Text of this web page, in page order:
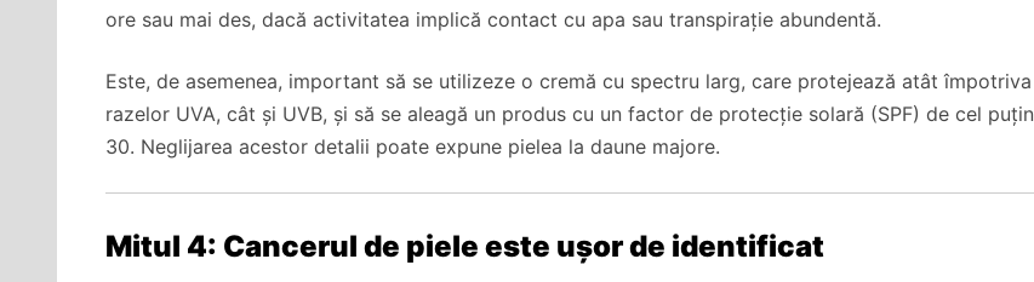
ore sau mai des, dacă activitatea implică contact cu apa sau transpirație abundentă.
Este, de asemenea, important să se utilizeze o cremă cu spectru larg, care protejează atât împotriva
razelor UVA, cât și UVB, și să se aleagă un produs cu un factor de protecție solară (SPF) de cel puțin
30. Neglijarea acestor detalii poate expune pielea la daune majore.
Mitul 4: Cancerul de piele este ușor de identificat